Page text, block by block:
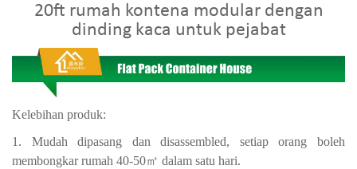
20ft rumah kontena modular dengan
dinding kaca untuk pejabat
Kelebihan produk:
1. Mudah dipasang dan disassembled, setiap orang boleh
membongkar rumah 40-50㎡ dalam satu hari.